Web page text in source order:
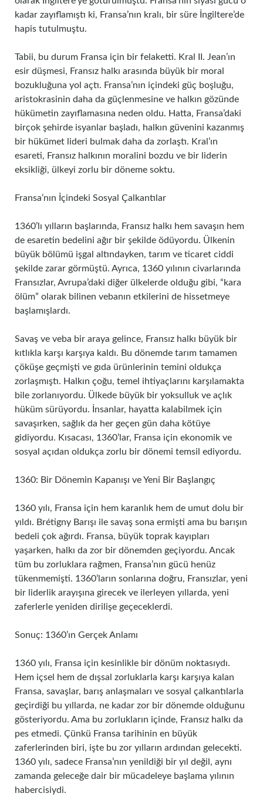
kadar zayıflamıştı ki, Fransa’nın kralı, bir süre İngiltere’de
hapis tutulmuştu.
Tabii, bu durum Fransa için bir felaketti. Kral II. Jean’ın
esir düşmesi, Fransız halkı arasında büyük bir moral
bozukluğuna yol açtı. Fransa’nın içindeki güç boşluğu,
aristokrasinin daha da güçlenmesine ve halkın gözünde
hükümetin zayıflamasına neden oldu. Hatta, Fransa’daki
birçok şehirde isyanlar başladı, halkın güvenini kazanmış
bir hükümet lideri bulmak daha da zorlaştı. Kral’ın
esareti, Fransız halkının moralini bozdu ve bir liderin
eksikliği, ülkeyi zorlu bir döneme soktu.
Fransa’nın İçindeki Sosyal Çalkantılar
1360’lı yılların başlarında, Fransız halkı hem savaşın hem
de esaretin bedelini ağır bir şekilde ödüyordu. Ülkenin
büyük bölümü işgal altındayken, tarım ve ticaret ciddi
şekilde zarar görmüştü. Ayrıca, 1360 yılının civarlarında
Fransızlar, Avrupa’daki diğer ülkelerde olduğu gibi, “kara
ölüm” olarak bilinen vebanın etkilerini de hissetmeye
başlamışlardı.
Savaş ve veba bir araya gelince, Fransız halkı büyük bir
kıtlıkla karşı karşıya kaldı. Bu dönemde tarım tamamen
çöküşe geçmişti ve gıda ürünlerinin temini oldukça
zorlaşmıştı. Halkın çoğu, temel ihtiyaçlarını karşılamakta
bile zorlanıyordu. Ülkede büyük bir yoksulluk ve açlık
hüküm sürüyordu. İnsanlar, hayatta kalabilmek için
savaşırken, sağlık da her geçen gün daha kötüye
gidiyordu. Kısacası, 1360’lar, Fransa için ekonomik ve
sosyal açıdan oldukça zorlu bir dönemi temsil ediyordu.
1360: Bir Dönemin Kapanışı ve Yeni Bir Başlangıç
1360 yılı, Fransa için hem karanlık hem de umut dolu bir
yıldı. Brétigny Barışı ile savaş sona ermişti ama bu barışın
bedeli çok ağırdı. Fransa, büyük toprak kayıpları
yaşarken, halkı da zor bir dönemden geçiyordu. Ancak
tüm bu zorluklara rağmen, Fransa’nın gücü henüz
tükenmemişti. 1360’ların sonlarına doğru, Fransızlar, yeni
bir liderlik arayışına girecek ve ilerleyen yıllarda, yeni
zaferlerle yeniden dirilişe geçeceklerdi.
Sonuç: 1360’ın Gerçek Anlamı
1360 yılı, Fransa için kesinlikle bir dönüm noktasıydı.
Hem içsel hem de dışsal zorluklarla karşı karşıya kalan
Fransa, savaşlar, barış anlaşmaları ve sosyal çalkantılarla
geçirdiği bu yıllarda, ne kadar zor bir dönemde olduğunu
gösteriyordu. Ama bu zorlukların içinde, Fransız halkı da
pes etmedi. Çünkü Fransa tarihinin en büyük
zaferlerinden biri, işte bu zor yılların ardından gelecekti.
1360 yılı, sadece Fransa’nın yenildiği bir yıl değil, aynı
zamanda geleceğe dair bir mücadeleye başlama yılının
habercisiydi.